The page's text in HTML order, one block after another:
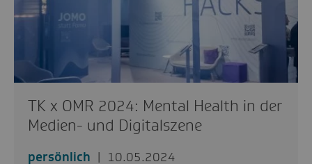
TK x OMR 2024: Mental Health in der
Medien- und Digitalszene
persönlich
10.05.2024